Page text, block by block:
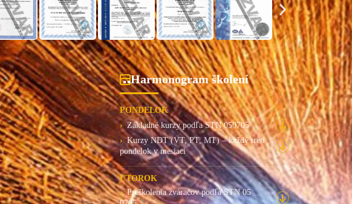
Harmonogram školení
PONDELOK
Základné kurzy podľa STN 050705
Kurzy NDT (VT, PT, MT) – každý tretí
pondelok v mesiaci
UTOROK
Preškolenia zváračov podľa STN 05